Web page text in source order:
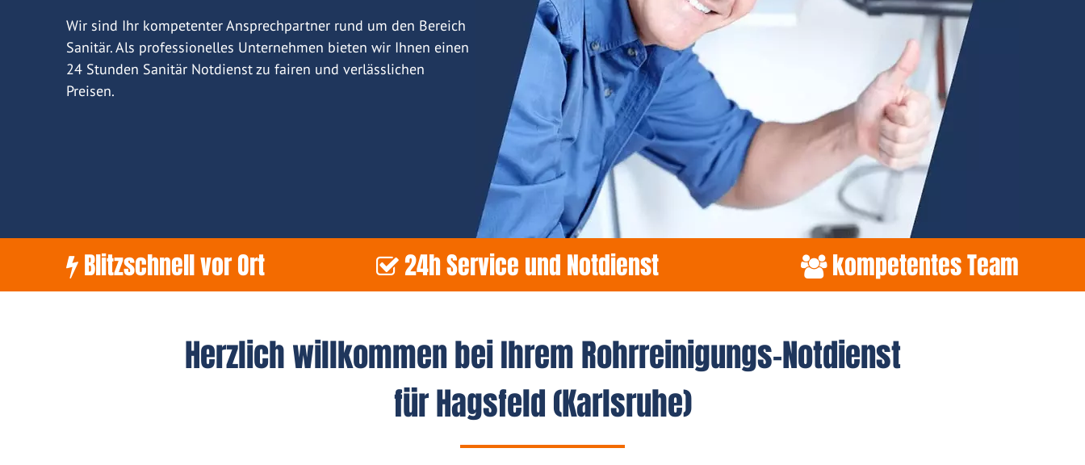
Wir sind Ihr kompetenter Ansprechpartner rund um den Bereich
Sanitär. Als professionelles Unternehmen bieten wir Ihnen einen
24 Stunden Sanitär Notdienst zu fairen und verlässlichen
Preisen.
Blitzschnell vor Ort 24h Service und Notdienst kompetentes Team
Herzlich willkommen bei Ihrem Rohrreinigungs-Notdienst
für Hagsfeld (Karlsruhe)